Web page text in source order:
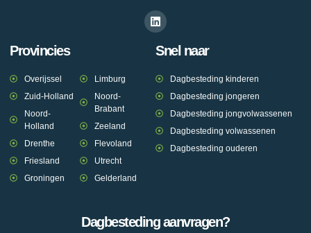
Provincies
Overijssel
Zuid-Holland
Noord-
Holland
Drenthe
Friesland
Groningen
Limburg
Noord-
Brabant
Zeeland
Flevoland
Utrecht
Gelderland
Snel naar
Dagbesteding kinderen
Dagbesteding jongeren
Dagbesteding jongvolwassenen
Dagbesteding volwassenen
Dagbesteding ouderen
Dagbesteding aanvragen?